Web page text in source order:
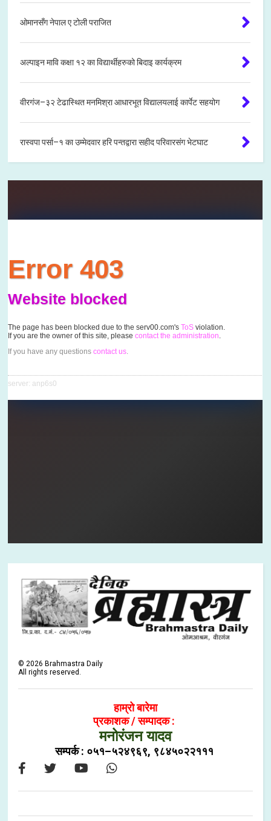
ओमानसँग नेपाल ए टोली पराजित
अल्पाइन मावि कक्षा १२ का विद्यार्थीहरुको बिदाइ कार्यक्रम
वीरगंज–३२ टेढास्थित मनमिश्रा आधारभूत विद्यालयलाई कार्पेट सहयोग
रास्वपा पर्सा–१ का उम्मेदवार हरि पन्तद्वारा सहीद परिवारसंग भेटघाट
© 2026 Brahmastra Daily
All rights reserved.
हाम्रो बारेमा
प्रकाशक / सम्पादक :
मनोरंजन यादव
सम्पर्क : ०५१–५२४९६९, ९८४५०२२१११